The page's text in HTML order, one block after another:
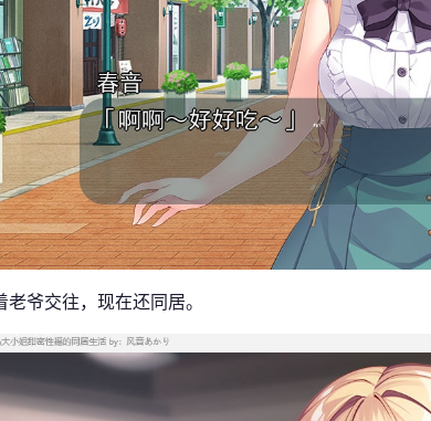
老爷交往，现在还同居。